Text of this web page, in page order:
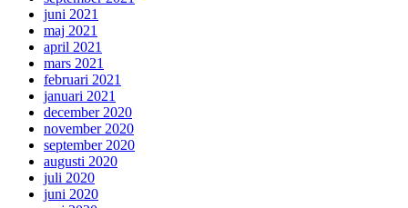
juni 2021
maj 2021
april 2021
mars 2021
februari 2021
januari 2021
december 2020
november 2020
september 2020
augusti 2020
juli 2020
juni 2020